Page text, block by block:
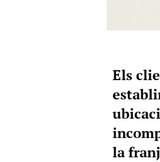
Els
la